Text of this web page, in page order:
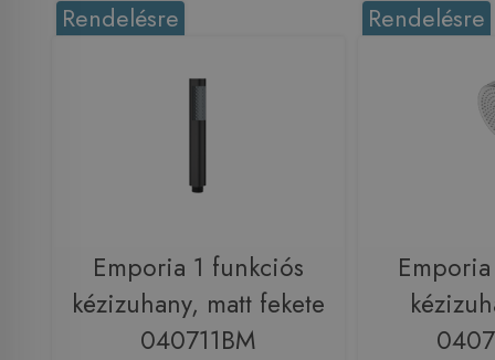
Rendelésre
Emporia 1 funkciós
kézizuhany, matt fekete
040711BM
Rendelésre